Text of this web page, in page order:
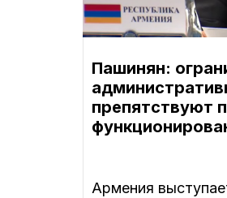
Пашинян:
препятствуют
Армения